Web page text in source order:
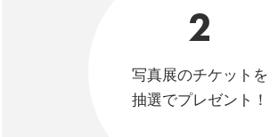
2
写真展のチケットを
抽選でプレゼント！